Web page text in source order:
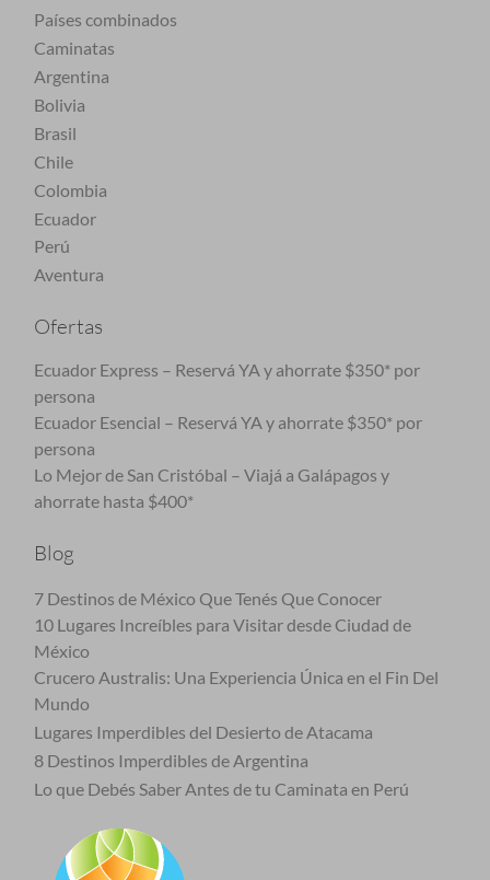
Países combinados
Caminatas
Argentina
Bolivia
Brasil
Chile
Colombia
Ecuador
Perú
Aventura
Ofertas
Ecuador Express – Reservá YA y ahorrate $350* por
persona
Ecuador Esencial – Reservá YA y ahorrate $350* por
persona
Lo Mejor de San Cristóbal – Viajá a Galápagos y
ahorrate hasta $400*
Blog
7 Destinos de México Que Tenés Que Conocer
10 Lugares Increíbles para Visitar desde Ciudad de
México
Crucero Australis: Una Experiencia Única en el Fin Del
Mundo
Lugares Imperdibles del Desierto de Atacama
8 Destinos Imperdibles de Argentina
Lo que Debés Saber Antes de tu Caminata en Perú